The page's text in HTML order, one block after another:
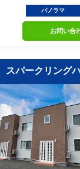
パノラマ
お問い合
スパークリング